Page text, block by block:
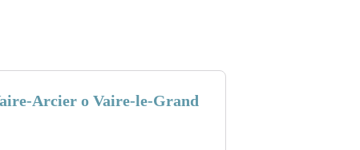
Arcier o Vaire-le-Grand